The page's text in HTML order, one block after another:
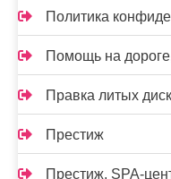
Политика
Помощь на
Правка литых
Престиж
Престиж, SPA-